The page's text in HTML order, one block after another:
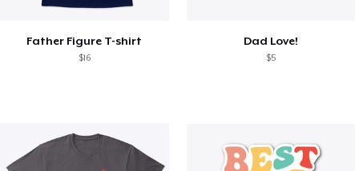
Father Figure T-shirt
$16
Dad Love!
$5